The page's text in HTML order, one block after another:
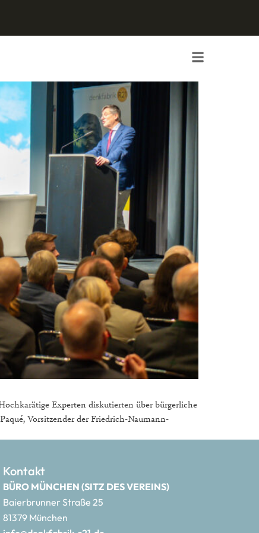
Experten diskutierten über bürgerliche
Vorsitzender der Friedrich-Naumann-
Kontakt
BÜRO MÜNCHEN (SITZ DES VEREINS)
Baierbrunner Straße 25
81379 München